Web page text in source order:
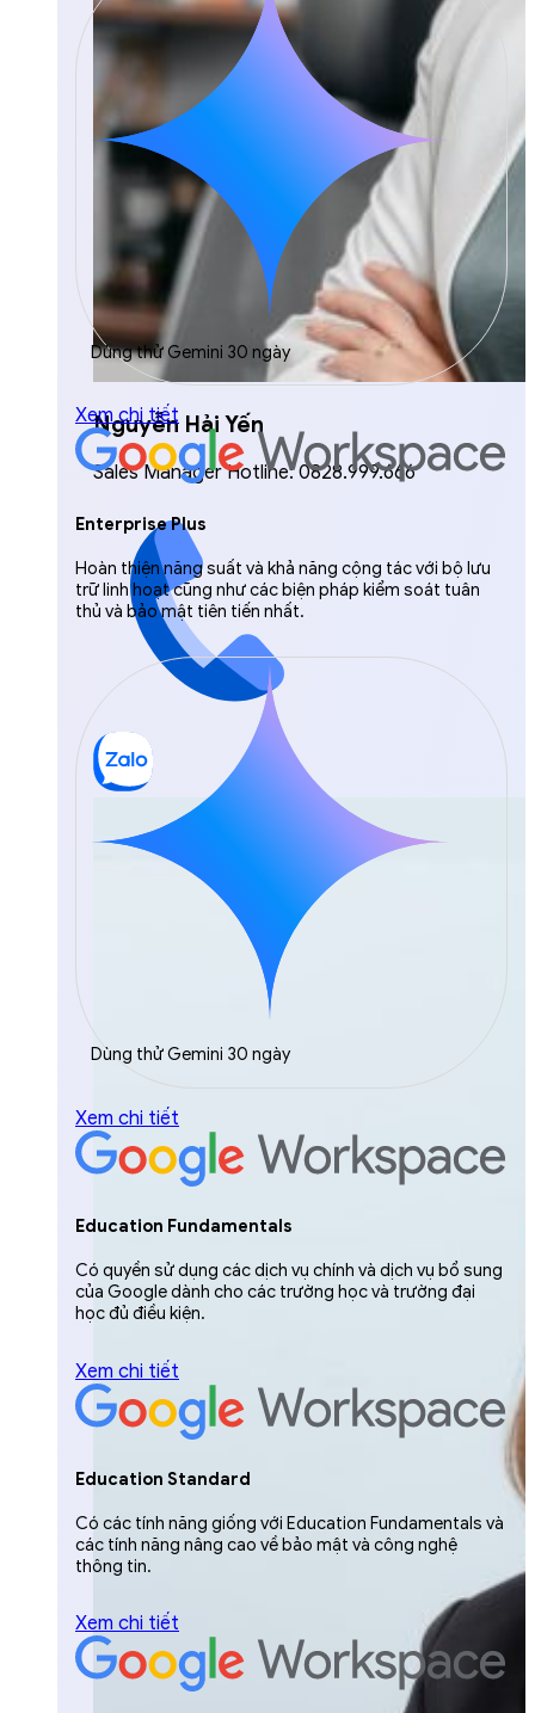
Nguyễn Hải Yến
Sales Manager Hotline: 0828.999.666
Dùng thử Gemini 30 ngày
Xem chi tiết
Enterprise Plus
Hoàn thiện năng suất và khả năng cộng tác với bộ lưu
trữ linh hoạt cũng như các biện pháp kiểm soát tuân
thủ và bảo mật tiên tiến nhất.
Dùng thử Gemini 30 ngày
Xem chi tiết
Education Fundamentals
Có quyền sử dụng các dịch vụ chính và dịch vụ bổ sung
của Google dành cho các trường học và trường đại
học đủ điều kiện.
Xem chi tiết
Education Standard
Có các tính năng giống với Education Fundamentals và
các tính năng nâng cao về bảo mật và công nghệ
thông tin.
Xem chi tiết